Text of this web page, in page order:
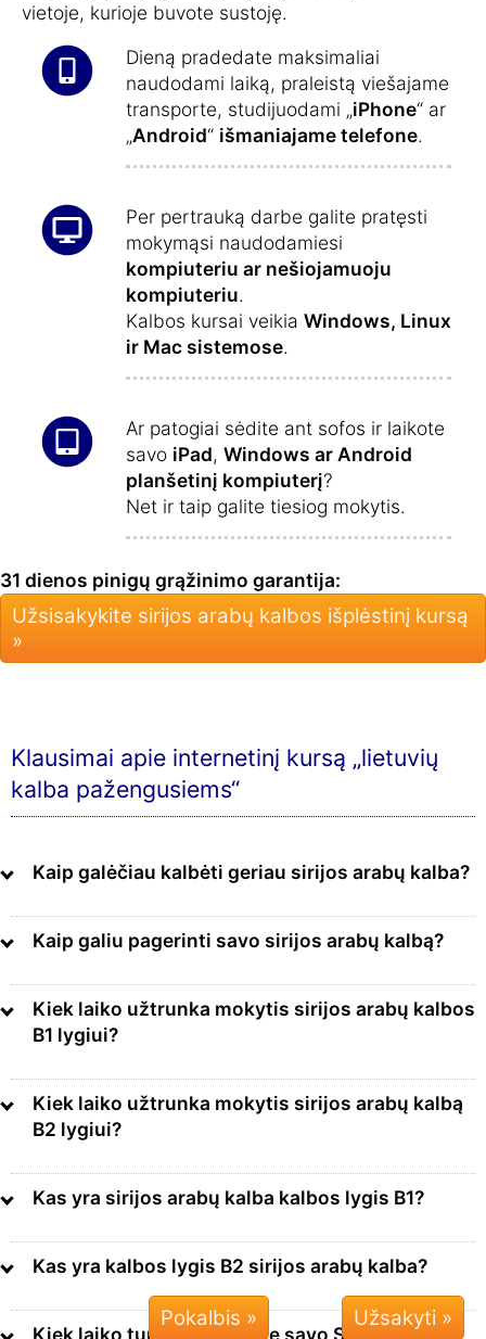
vietoje, kurioje buvote sustoję.
Dieną pradedate maksimaliai
naudodami laiką, praleistą viešajame
transporte, studijuodami „iPhone“ ar
„Android“ išmaniajame telefone.
Per pertrauką darbe galite pratęsti
mokymąsi naudodamiesi
kompiuteriu ar nešiojamuoju
kompiuteriu.
Kalbos kursai veikia Windows, Linux
ir Mac sistemose.
Ar patogiai sėdite ant sofos ir laikote
savo iPad, Windows ar Android
planšetinį kompiuterį?
Net ir taip galite tiesiog mokytis.
31 dienos pinigų grąžinimo garantija:
Užsisakykite sirijos arabų kalbos išplėstinį kursą
»
Klausimai apie internetinį kursą „lietuvių
kalba pažengusiems“
Kaip galėčiau kalbėti geriau sirijos arabų kalba?
Kaip galiu pagerinti savo sirijos arabų kalbą?
Kiek laiko užtrunka mokytis sirijos arabų kalbos
B1 lygiui?
Kiek laiko užtrunka mokytis sirijos arabų kalbą
B2 lygiui?
Kas yra sirijos arabų kalba kalbos lygis B1?
Kas yra kalbos lygis B2 sirijos arabų kalba?
Kiek laiko turiu prieigą prie savo Sirijos arabų
Pokalbis »